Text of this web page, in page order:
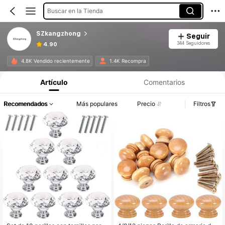
Buscar en la Tienda
SZkangzhong
4.90
Seguir
344 Seguidores
4.8K Vendido recientemente 1.4K Recompra
Artículo Comentarios
Recomendados Más populares Precio Filtros